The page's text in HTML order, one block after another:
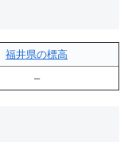
福井県の標高
–